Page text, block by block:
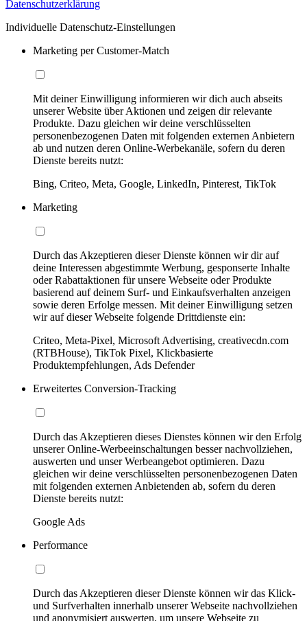
Datenschutzerklärung
Individuelle Datenschutz-Einstellungen
Marketing per Customer-Match
Mit deiner Einwilligung informieren wir dich auch abseits
unserer Website über Aktionen und zeigen dir relevante
Produkte. Dazu gleichen wir deine verschlüsselten
personenbezogenen Daten mit folgenden externen Anbietern
ab und nutzen deren Online-Werbekanäle, sofern du deren
Dienste bereits nutzt:
Bing, Criteo, Meta, Google, LinkedIn, Pinterest, TikTok
Marketing
Durch das Akzeptieren dieser Dienste können wir dir auf
deine Interessen abgestimmte Werbung, gesponserte Inhalte
oder Rabattaktionen für unsere Webseite oder Produkte
basierend auf deinem Surf- und Einkaufsverhalten anzeigen
sowie deren Erfolge messen. Mit deiner Einwilligung setzen
wir auf dieser Webseite folgende Drittdienste ein:
Criteo, Meta-Pixel, Microsoft Advertising, creativecdn.com
(RTBHouse), TikTok Pixel, Klickbasierte
Produktempfehlungen, Ads Defender
Erweitertes Conversion-Tracking
Durch das Akzeptieren dieses Dienstes können wir den Erfolg
unserer Online-Werbeeinschaltungen besser nachvollziehen,
auswerten und unser Werbeangebot optimieren. Dazu
gleichen wir deine verschlüsselten personenbezogenen Daten
mit folgenden externen Anbietenden ab, sofern du deren
Dienste bereits nutzt:
Google Ads
Performance
Durch das Akzeptieren dieser Dienste können wir das Klick-
und Surfverhalten innerhalb unserer Webseite nachvollziehen
und anonymisiert auswerten, um unsere Webseite zu